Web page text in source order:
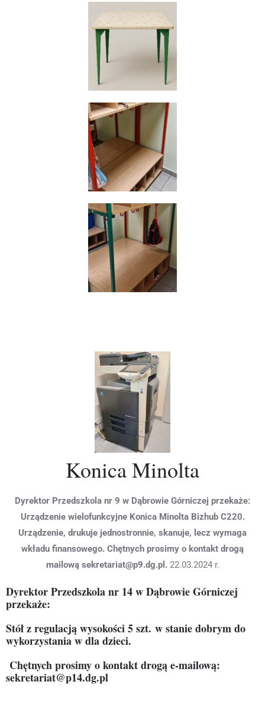
Konica Minolta
Dyrektor Przedszkola nr 9 w Dąbrowie Górniczej przekaże:
Urządzenie wielofunkcyjne Konica Minolta Bizhub C220.
Urządzenie, drukuje jednostronnie, skanuje, lecz wymaga
wkładu finansowego. Chętnych prosimy o kontakt drogą
mailową sekretariat@p9.dg.pl. 22.03.2024 r.
Dyrektor Przedszkola nr 14 w Dąbrowie Górniczej
przekaże:
Stół z regulacją wysokości 5 szt. w stanie dobrym do
wykorzystania w dla dzieci.
Chętnych prosimy o kontakt drogą e-mailową:
sekretariat@p14.dg.pl